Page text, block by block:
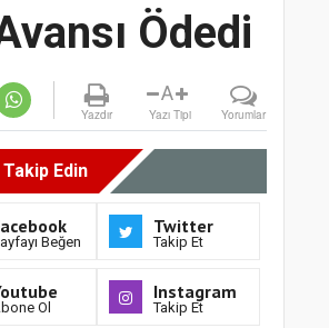
Ödedi
Yazdır
A
Yazı Tipi Yorumlar
Edin
Beğen
Twitter
Takip Et
Ol
Instagram
Takip Et